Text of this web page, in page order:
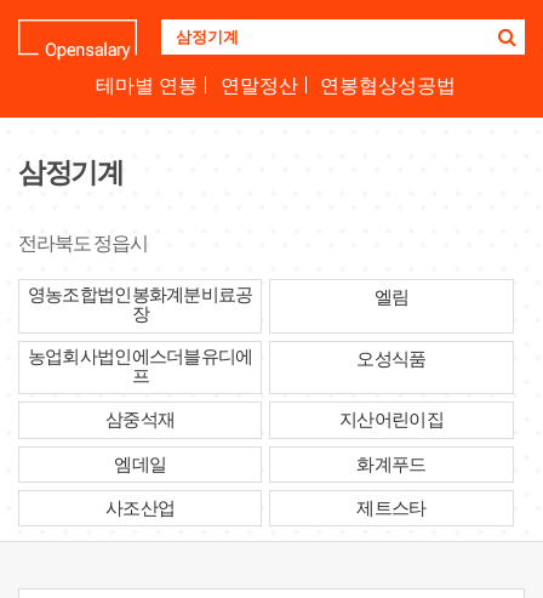
업
명
테마별 연봉 연말정산 연봉협상성공법
삼정기계
전라북도 정읍시
영농조합법인봉화계분비료공
장
엘림
농업회사법인에스더블유디에
프
오성식품
삼중석재 지산어린이집
엠데일 화계푸드
사조산업 제트스타